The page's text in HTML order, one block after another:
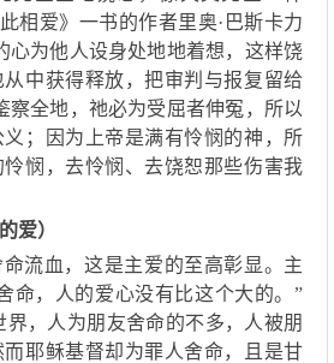
相爱》 一书的作者里奥· 巴斯卡力
心为他人设身处地地着想，这样饶
中获得释放，把审判与报复留给
察全地，祂必为受屈者伸冤，所以
；因为上帝是满有怜悯的神，所
悯，去怜悯、去饶恕那些伤害我
爱）
流血，这是主爱的至高彰显。主
命， 人的爱心没有比这个大的。”
界，人 为朋友舍命的不多， 人被朋
而耶稣基督却为罪人舍命，且是甘